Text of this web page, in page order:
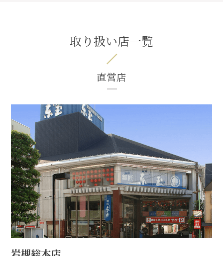
取り扱い店一覧
直営店